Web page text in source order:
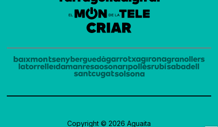
Copyright © 2026 Aguaita